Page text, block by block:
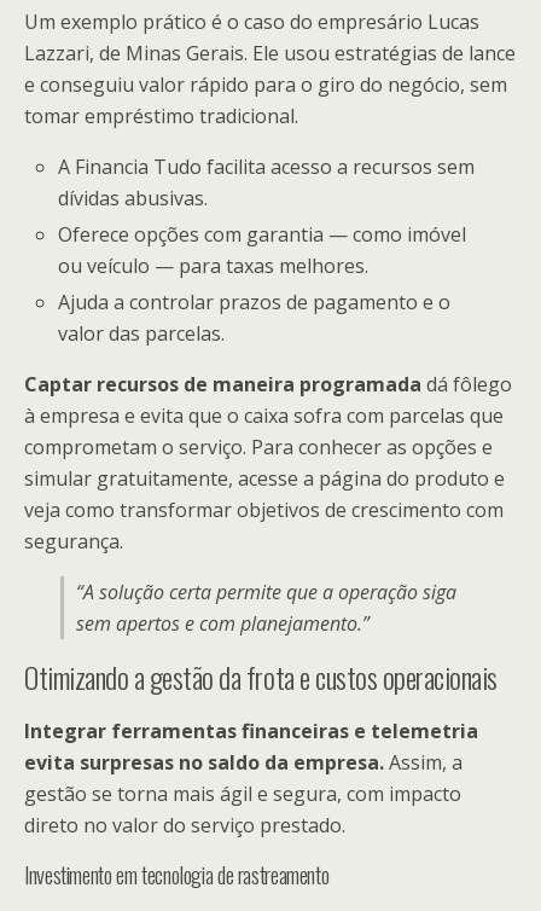
Um exemplo prático é o caso do empresário Lucas
Lazzari, de Minas Gerais. Ele usou estratégias de lance
e conseguiu valor rápido para o giro do negócio, sem
tomar empréstimo tradicional.
A Financia Tudo facilita acesso a recursos sem
dívidas abusivas.
Oferece opções com garantia — como imóvel
ou veículo — para taxas melhores.
Ajuda a controlar prazos de pagamento e o
valor das parcelas.
Captar recursos de maneira programada dá fôlego
à empresa e evita que o caixa sofra com parcelas que
comprometam o serviço. Para conhecer as opções e
simular gratuitamente, acesse a página do produto e
veja como transformar objetivos de crescimento com
segurança.
“A solução certa permite que a operação siga
sem apertos e com planejamento.”
Otimizando a gestão da frota e custos operacionais
Integrar ferramentas financeiras e telemetria
evita surpresas no saldo da empresa.Assim, a
gestão se torna mais ágil e segura, com impacto
direto no valor do serviço prestado.
Investimento em tecnologia de rastreamento